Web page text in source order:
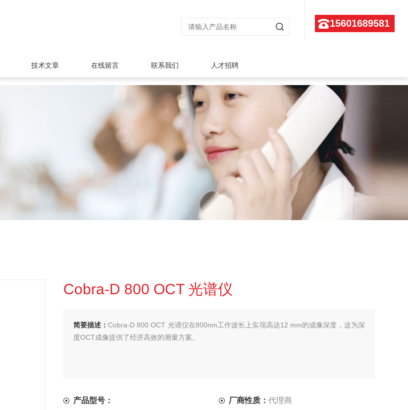
15601689581
技术文章 在线留言 联系我们 人才招聘
Cobra-D 800 OCT 光谱仪
简要描述：Cobra-D 800 OCT 光谱仪在800nm工作波长上实现高达12 mm的成像深度，这为深
度OCT成像提供了经济高效的测量方案。
产品型号： 厂商性质：代理商